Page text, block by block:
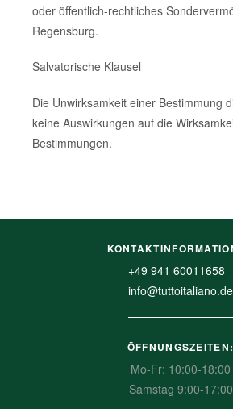
oder öffentlich-rechtliches
Regensburg.
Salvatorische Klausel
Die Unwirksamkeit einer Bestimmung
keine Auswirkungen auf die
Bestimmungen.
+49 941 60011658
info@tuttoitaliano.de
ÖFFNUNGSZEITEN:
Mo-Fr: 10:00-18:00
Samstag 9:00-17:00